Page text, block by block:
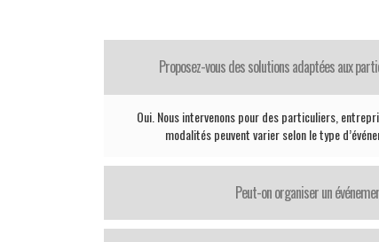
Proposez-vous des solutions adaptées aux
Oui. Nous intervenons pour des particuliers,
modalités peuvent varier selon le type
Peut-on organiser un